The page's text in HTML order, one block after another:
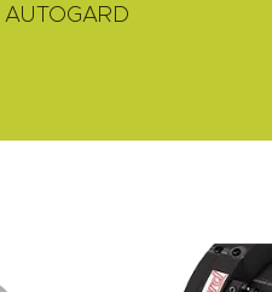
AUTOGARD